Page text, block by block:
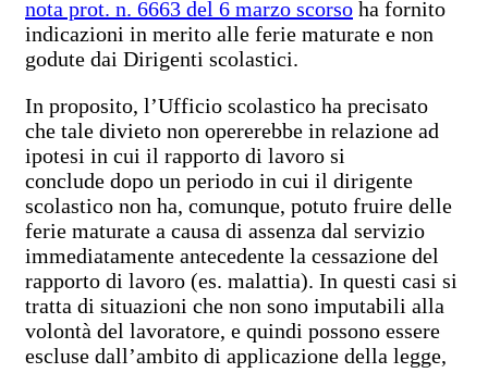
nota prot. n. 6663 del 6 marzo scorso ha fornito
indicazioni in merito alle ferie maturate e non
godute dai Dirigenti scolastici.
In proposito, l’Ufficio scolastico ha precisato
che tale divieto non opererebbe in relazione ad
ipotesi in cui il rapporto di lavoro si
conclude dopo un periodo in cui il dirigente
scolastico non ha, comunque, potuto fruire delle
ferie maturate a causa di assenza dal servizio
immediatamente antecedente la cessazione del
rapporto di lavoro (es. malattia). In questi casi si
tratta di situazioni che non sono imputabili alla
volontà del lavoratore, e quindi possono essere
escluse dall’ambito di applicazione della legge,